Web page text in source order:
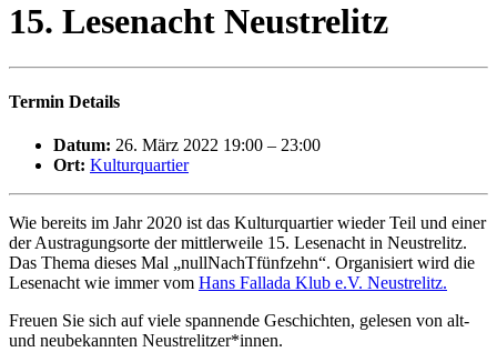
15. Lesenacht Neustrelitz
Termin Details
Datum: 26. März 2022 19:00 – 23:00
Ort: Kulturquartier
Wie bereits im Jahr 2020 ist das Kulturquartier wieder Teil und einer
der Austragungsorte der mittlerweile 15. Lesenacht in Neustrelitz.
Das Thema dieses Mal „nullNachTfünfzehn“. Organisiert wird die
Lesenacht wie immer vom Hans Fallada Klub e.V. Neustrelitz.
Freuen Sie sich auf viele spannende Geschichten, gelesen von alt-
und neubekannten Neustrelitzer*innen.